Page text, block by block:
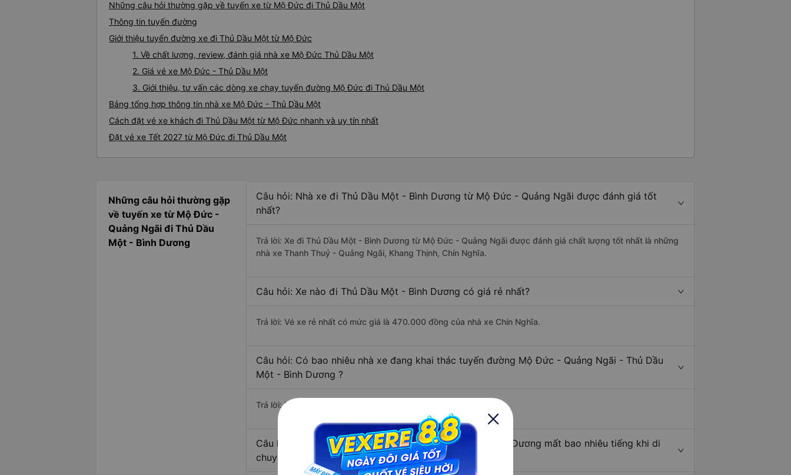
Những câu hỏi thường gặp về tuyến xe từ Mộ Đức đi Thủ Dầu Một
Thông tin tuyến đường
Giới thiệu tuyến đường xe đi Thủ Dầu Một từ Mộ Đức
1. Về chất lượng, review, đánh giá nhà xe Mộ Đức Thủ Dầu Một
2. Giá vé xe Mộ Đức - Thủ Dầu Một
3. Giới thiệu, tư vấn các dòng xe chạy tuyến đường Mộ Đức đi Thủ Dầu Một
Bảng tổng hợp thông tin nhà xe Mộ Đức - Thủ Dầu Một
Cách đặt vé xe khách đi Thủ Dầu Một từ Mộ Đức nhanh và uy tín nhất
Đặt vé xe Tết 2027 từ Mộ Đức đi Thủ Dầu Một
Những câu hỏi thường gặp
về tuyến xe từ Mộ Đức -
Quảng Ngãi đi Thủ Dầu
Một - Bình Dương
Câu hỏi: Nhà xe đi Thủ Dầu Một - Bình Dương từ Mộ Đức - Quảng Ngãi được đánh giá tốt
nhất?
Trả lời: Xe đi Thủ Dầu Một - Bình Dương từ Mộ Đức - Quảng Ngãi được đánh giá chất lượng tốt nhất là những
nhà xe Thanh Thuỷ - Quảng Ngãi, Khang Thịnh, Chín Nghĩa.
Câu hỏi: Xe nào đi Thủ Dầu Một - Bình Dương có giá rẻ nhất?
Trả lời: Vé xe rẻ nhất có mức giá là 470.000 đồng của nhà xe Chín Nghĩa.
Câu hỏi: Có bao nhiêu nhà xe đang khai thác tuyến đường Mộ Đức - Quảng Ngãi - Thủ Dầu
Một - Bình Dương ?
Trả lời: Hiện tại có 3 nhà xe khai thác tuyến đường.
Câu hỏi: Từ Mộ Đức - Quảng Ngãi đi Thủ Dầu Một - Bình Dương mất bao nhiêu tiếng khi di
chuyển bằng xe khách?